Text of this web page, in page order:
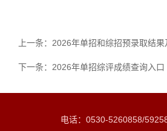
上一条： 2026年单招和综招预录取结
下一条： 2026年单招综评成绩查询入口
电话：0530-5260858/